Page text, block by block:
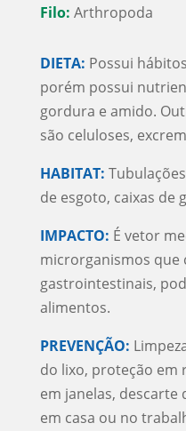
Filo: Arthropoda
DIETA: Possui
porém possui
gordura e amido.
são celuloses,
HABITAT:
de esgoto, caixas de
IMPACTO: É vetor
microrganismos que
gastrointestinais,
alimentos.
PREVENÇÃO:
do lixo, proteção em
em janelas, descarte
em casa ou no